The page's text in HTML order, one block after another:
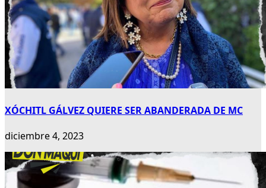
XÓCHITL GÁLVEZ QUIERE SER ABANDERADA DE MC
diciembre 4, 2023